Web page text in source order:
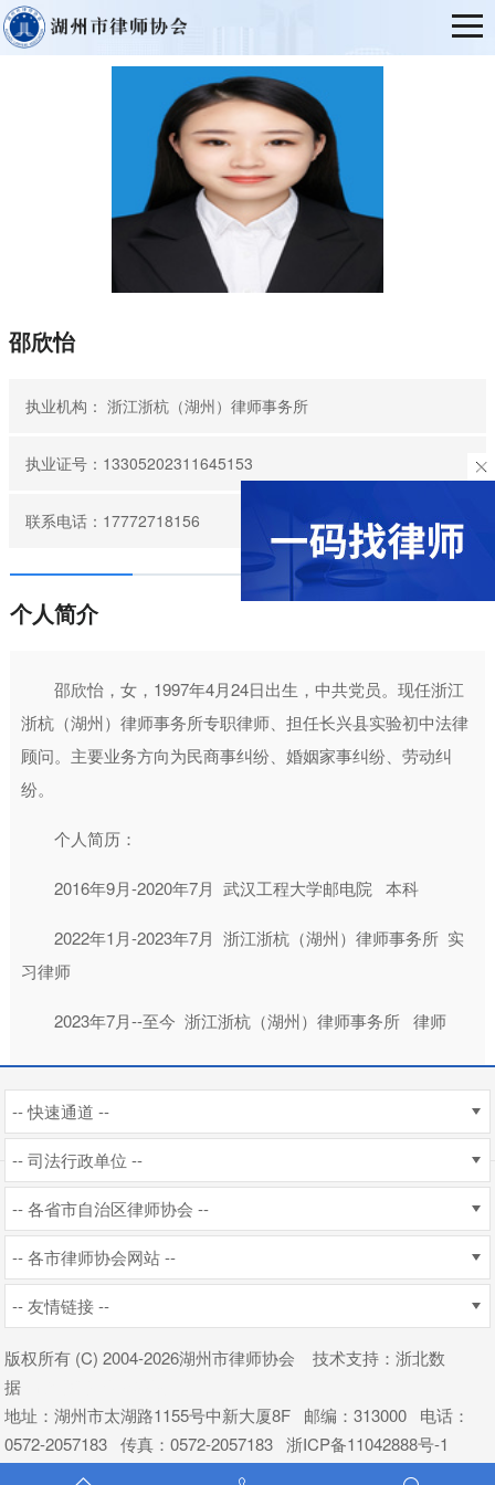
邵欣怡
执业机构： 浙江浙杭（湖州）律师事务所
执业证号：13305202311645153
联系电话：17772718156
个人简介
邵欣怡，女，1997年4月24日出生，中共党员。现任浙江
浙杭（湖州）律师事务所专职律师、担任长兴县实验初中法律
顾问。主要业务方向为民商事纠纷、婚姻家事纠纷、劳动纠
纷。
个人简历：
2016年9月-2020年7月 武汉工程大学邮电院 本科
2022年1月-2023年7月 浙江浙杭（湖州）律师事务所 实
习律师
2023年7月--至今 浙江浙杭（湖州）律师事务所 律师
-- 快速通道 --
-- 司法行政单位 --
-- 各省市自治区律师协会 --
-- 各市律师协会网站 --
-- 友情链接 --
版权所有 (C) 2004-2026湖州市律师协会技术支持 ：浙北数
据
地址：湖州市太湖路1155号中新大厦8F 邮编：313000 电话：
0572-2057183 传真：0572-2057183浙ICP备11042888号-1
浙公网安备 33050202000303号